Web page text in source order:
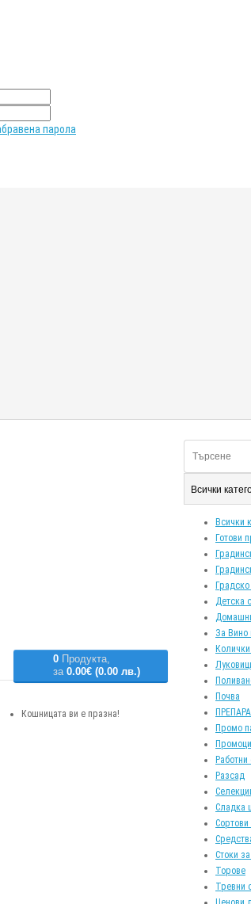
парола
0 Продукта,
за 0.00€ (0.00 лв.)
Кошницата ви е празна!
Всички
Всички
Готови
Детска
За Вино
Почва
Промо
Разсад
Сладка
Стоки
Торове
Тревни